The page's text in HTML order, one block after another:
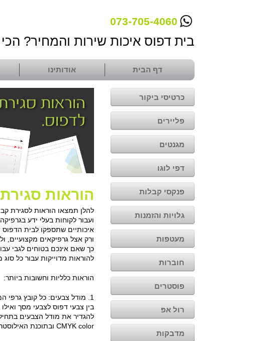
073-705-4060
בית דפוס איכות שירות והמחיר?
דף הבית אודותינו
כרטיסי ביקור
פליירים
מגנטים
דפי לוגו
פנקסי קבלות
גלויות והזמנות
מעטפות
חוברות
פוסטרים
רול אפ
מדבקות
הוראות
להלן תמצאו הוראות לסגירת
ועבור לקוחות בעלי ידע
איכותיים שתספקו לבית הדפוס
ורק אצל גרפיקאים מקצועיים,
כך שאם אינכם בטוחים לגבי
להוראות מדוייקות עבור כל סוג
הוראות כלליות וחשובות ביותר:
בין צבעי דפוס לצבעי מסך
CMYK color ובתוכנת האילוסטרייטור בתפריט העליון file> document color mode> CMYK color